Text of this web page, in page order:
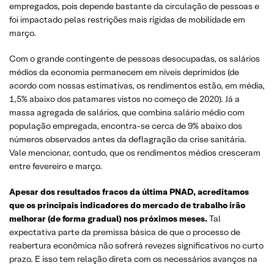
empregados, pois depende bastante da circulação de pessoas e
foi impactado pelas restrições mais rígidas de mobilidade em
março.
Com o grande contingente de pessoas desocupadas, os salários
médios da economia permanecem em níveis deprimidos (de
acordo com nossas estimativas, os rendimentos estão, em média,
1,5% abaixo dos patamares vistos no começo de 2020). Já a
massa agregada de salários, que combina salário médio com
população empregada, encontra-se cerca de 9% abaixo dos
números observados antes da deflagração da crise sanitária.
Vale mencionar, contudo, que os rendimentos médios cresceram
entre fevereiro e março.
Apesar dos resultados fracos da última PNAD, acreditamos
que os principais indicadores do mercado de trabalho irão
melhorar (de forma gradual) nos próximos meses.Tal
expectativa parte da premissa básica de que o processo de
reabertura econômica não sofrerá revezes significativos no curto
prazo. E isso tem relação direta com os necessários avanços na